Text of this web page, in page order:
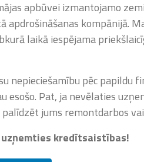
apbūvei izmantojamo
kompānijā.
laikā iespējama
nepieciešamību pēc
esošo. Pat, ja nevēlaties
jums remontdarbos
kredītsaistības!